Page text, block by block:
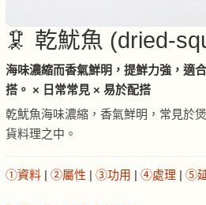
🦑 乾魷魚 (dried-
海味濃縮而香氣鮮明，提鮮力強，適
搭。 × 日常常見 × 易於配搭
乾魷魚海味濃縮，香氣鮮明，常見於
貨料理之中。
①資料 | ②屬性 | ③功用 | ④處理 | ⑤